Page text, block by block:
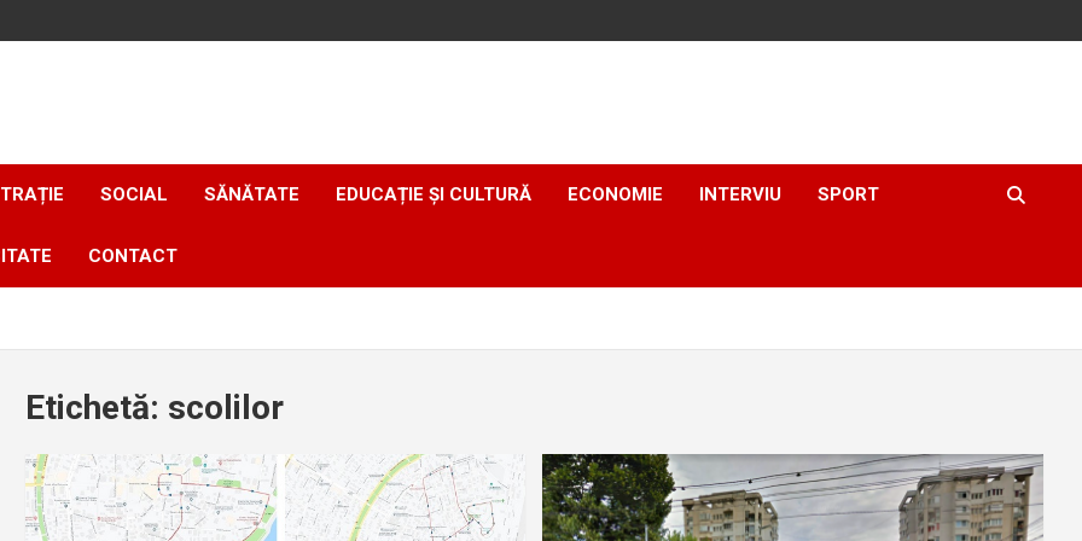
SOCIAL SĂNĂTATE EDUCAȚIE ȘI CULTURĂ ECONOMIE INTERVIU SPORT
CONTACT
Etichetă: scolilor